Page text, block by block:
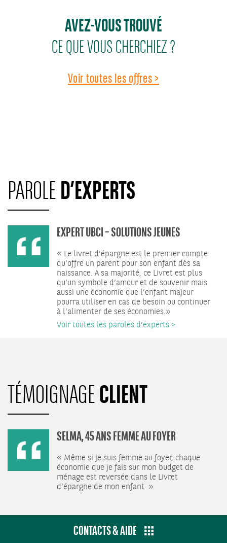
AVEZ-VOUS TROUVÉ
CE QUE VOUS CHERCHIEZ ?
Voir toutes les offres >
PAROLED’EXPERTS
EXPERT UBCI – SOLUTIONS JEUNES
« Le livret d’épargne est le premier compte
qu’offre un parent pour son enfant dès sa
naissance. A sa majorité, ce Livret est plus
qu’un symbole d’amour et de souvenir mais
aussi une économie que l’enfant majeur
pourra utiliser en cas de besoin ou continuer
à l’alimenter de ses économies.»
Voir toutes les paroles d’experts >
TÉMOIGNAGECLIENT
SELMA, 45 ANS FEMME AU FOYER
« Même si je suis femme au foyer, chaque
économie que je fais sur mon budget de
ménage est reversée dans le Livret
d’épargne de mon enfant »
CONTACTS & AIDE